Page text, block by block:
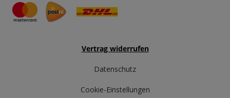
Vertrag widerrufen
Datenschutz
Cookie-Einstellungen